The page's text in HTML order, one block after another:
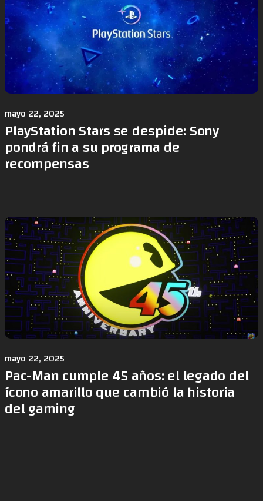
mayo 22, 2025
PlayStation Stars se despide: Sony
pondrá fin a su programa de
recompensas
mayo 22, 2025
Pac-Man cumple 45 años: el legado del
ícono amarillo que cambió la historia
del gaming